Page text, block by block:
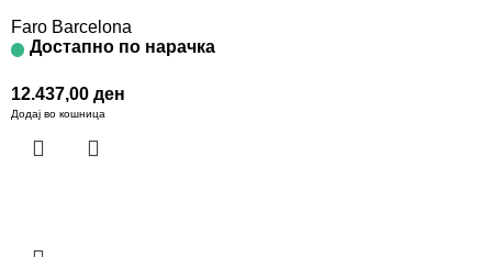
Faro Barcelona
Достапно по нарачка
12.437,00 ден
Додај во кошница